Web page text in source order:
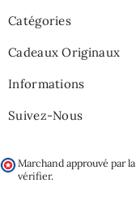
Catégories
Cadeaux Originaux
Informations
Suivez-Nous
Marchand approuvé par
vérifier.